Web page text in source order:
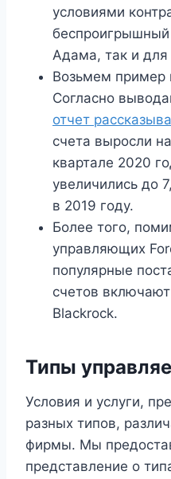
условиями
беспроигрышный
Адама, так и
Возьмем пример
Согласно
отчет
счета выросли
квартале 2020
увеличились до
в 2019 году.
Более того,
управляющих
популярные
счетов
Blackrock.
Типы
Условия и услуги,
разных типов,
фирмы. Мы
представление о